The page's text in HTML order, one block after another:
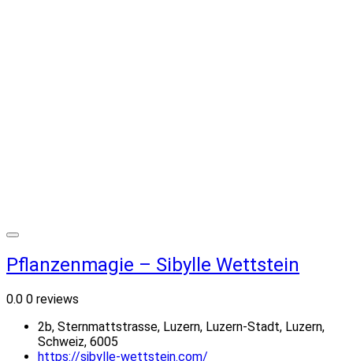
Pflanzenmagie – Sibylle Wettstein
0.0 0 reviews
2b, Sternmattstrasse, Luzern, Luzern-Stadt, Luzern,
Schweiz, 6005
https://sibylle-wettstein.com/